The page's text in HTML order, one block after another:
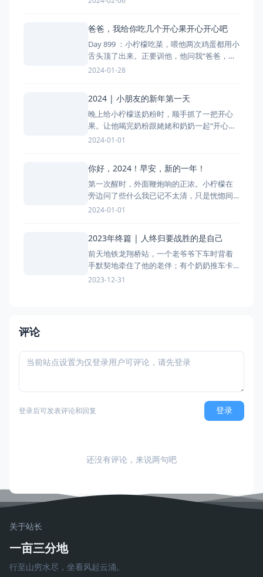
呢，他眼睛斜到架子上小声的说“可以吃罐头
呀”… 小柠檬想去三楼妈妈哪
爸爸，我给你吃几个开心果开心开心吧
Day 899 ：小柠檬吃菜，喂他两次鸡蛋都用小
舌头顶了出来。正要训他，他问我“爸爸，你
看我刚才恶心了一下”。我问“所以呢？”。他
给你吃几个开心果开心开心吧”
2024-01-28
2024 | 小朋友的新年第一天
晚上给小柠檬送奶粉时，顺手抓了一把开心
果。让他喝完奶粉跟姥姥和奶奶一起“开心开
心”。过了一会儿，他拉着奶奶一路下楼后跑
剩最后 3 个时，说什么也不吃了，硬是要拿
下来给爸爸吃。 小朋友的新年第
2024-01-01
你好，2024！早安，新的一年！
第一次醒时，外面鞭炮响的正浓。小柠檬在
旁边问了些什么我已记不太清，只是恍惚间
有种春节的错觉； 第二次醒来不到三点，刷
已经两觉睡好的我，想了想现在起床睡眠实
在太少； 六点一刻，窗外的鸟声早就汇成了
一片，是时候去跟
2024-01-01
2023年终篇 | 人终归要战胜的是自己
前天地铁龙翔桥站，一个老爷爷下车时背着
手默契地牵住了他的老伴；有个奶奶推车卡
在门缝，靠门的小伙子弯腰伸手帮着她抬了
2023-12-31
评论
登录后可发表评论和回复 登录
还没有评论，来说两句吧
关于站长
一亩三分地
行至山穷水尽，坐看风起云涌。